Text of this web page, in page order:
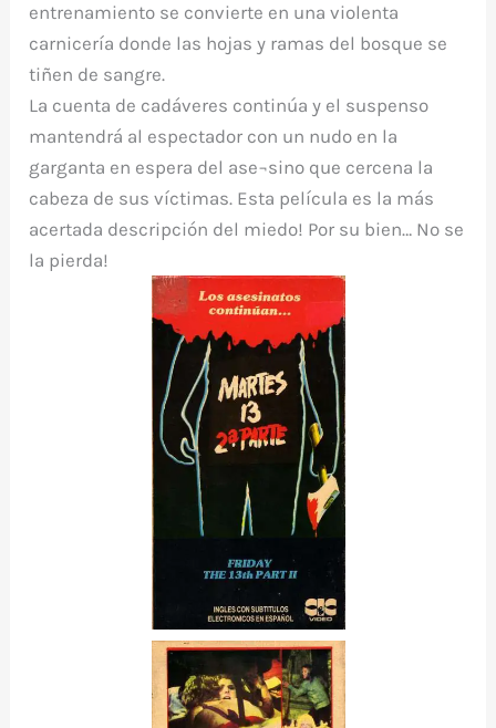
entrenamiento se convierte en una violenta
carnicería donde las hojas y ramas del bosque se
tiñen de sangre.
La cuenta de cadáveres continúa y el suspenso
mantendrá al espectador con un nudo en la
garganta en espera del ase¬sino que cercena la
cabeza de sus víctimas. Esta película es la más
acertada descripción del miedo! Por su bien… No se
la pierda!